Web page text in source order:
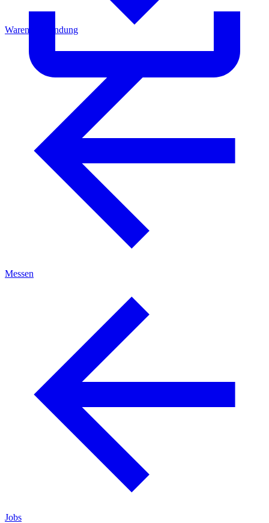
Warenrücksendung
Messen
Jobs